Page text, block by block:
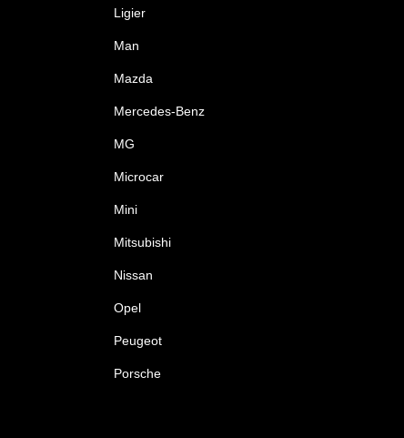
Ligier
Man
Mazda
Mercedes-Benz
MG
Microcar
Mini
Mitsubishi
Nissan
Opel
Peugeot
Porsche